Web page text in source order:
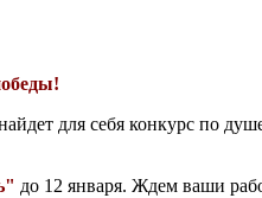
для себя конкурс по
до 12 января. Ждем ваши